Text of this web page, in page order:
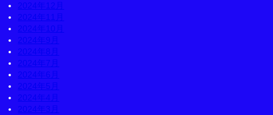
2024年12月
2024年11月
2024年10月
2024年9月
2024年8月
2024年7月
2024年6月
2024年5月
2024年4月
2024年3月